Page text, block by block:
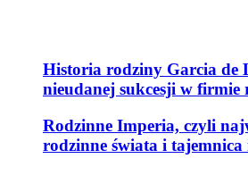
Historia rodziny Garcia de
nieudanej sukcesji w firmie
Rodzinne Imperia, czyli
rodzinne świata i tajemnica